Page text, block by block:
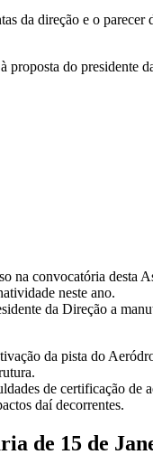
da direção e o
proposta do presidente
na convocatória desta
neste ano.
da Direção a
da pista do
de certificação
daí decorrentes.
de 15 de